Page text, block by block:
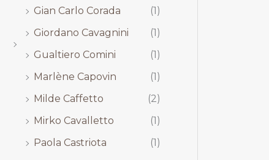
Gian Carlo Corada
(1)
Giordano Cavagnini
(1)
Gualtiero Comini
(1)
Marlène Capovin
(1)
Milde Caffetto
(2)
Mirko Cavalletto
(1)
Paola Castriota
(1)